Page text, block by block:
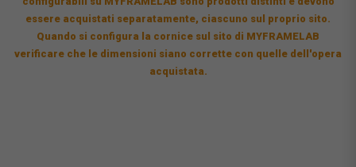
essere acquistati separatamente, ciascuno sul proprio sito.
Quando si configura la cornice sul sito di MYFRAMELAB
verificare che le dimensioni siano corrette con quelle dell'opera
acquistata.